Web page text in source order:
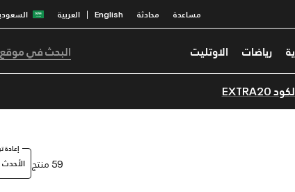
مساعدة محادثة English
| العربية
رياضات الاوتليت
59 منتج
إعادة
الأحدث